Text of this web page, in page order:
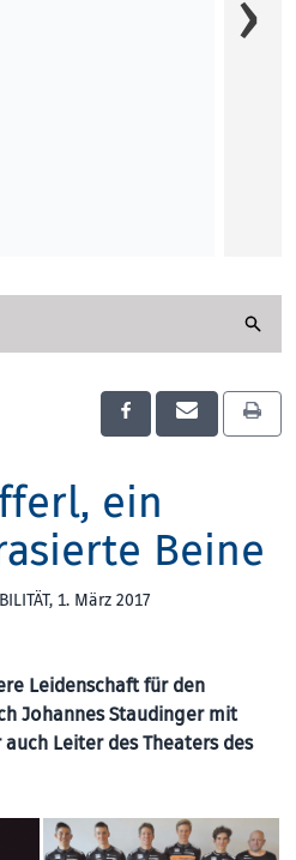
Das
ein
Beine
, 1. März 2017
Leidenschaft für den
Johannes Staudinger mit
Leiter des Theaters des